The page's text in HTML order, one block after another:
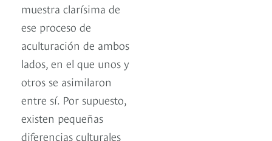
muestra clarísima de
ese proceso de
aculturación de ambos
lados, en el que unos y
otros se asimilaron
entre sí. Por supuesto,
existen pequeñas
diferencias culturales